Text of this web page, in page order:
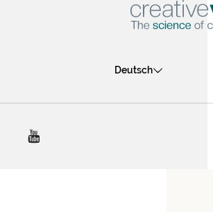
Deutsch